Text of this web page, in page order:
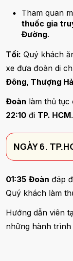
Tham quan
thuốc gia
Đường.
Tối: Quý khách
xe đưa đoàn di
Đông, Thượng
Đoàn làm thủ
22:10 đi TP. HCM.
NGÀY 6.
01:35 Đoàn đáp
Quý khách làm
Hướng dẫn viên
những hành trình